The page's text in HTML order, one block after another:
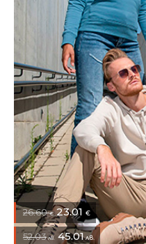
26.60€ 23.01 €
52.03лв. 45.01лв.